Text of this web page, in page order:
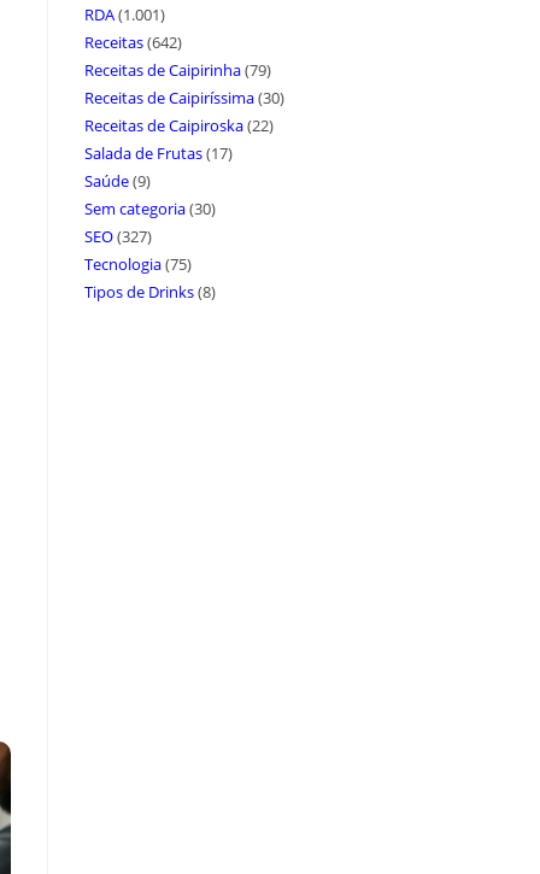
RDA(1.001)
Receitas(642)
Receitas de Caipirinha(79)
Receitas de Caipiríssima(30)
Receitas de Caipiroska(22)
Salada de Frutas(17)
Saúde(9)
Sem categoria(30)
SEO(327)
Tecnologia(75)
Tipos de Drinks(8)